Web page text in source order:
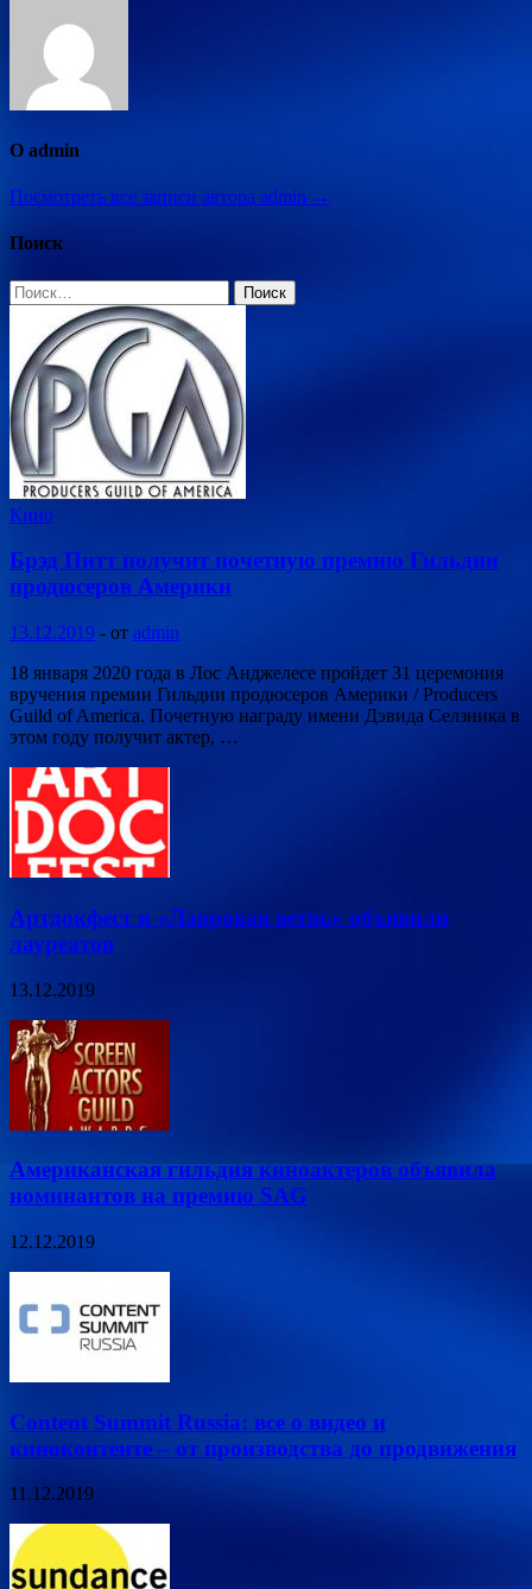
О admin
Посмотреть все записи автора admin →
Поиск
Найти:
Кино
Брэд Питт получит почетную премию Гильдии
продюсеров Америки
13.12.2019 - от admin
18 января 2020 года в Лос Анджелесе пройдет 31 церемония
вручения премии Гильдии продюсеров Америки / Producers
Guild of America. Почетную награду имени Дэвида Селзника в
этом году получит актер, …
Артдокфест и «Лавровая ветвь» объявили
лауреатов
13.12.2019
Американская гильдия киноактеров объявила
номинантов на премию SAG
12.12.2019
Content Summit Russia: все о видео и
киноконтенте – от производства до продвижения
11.12.2019